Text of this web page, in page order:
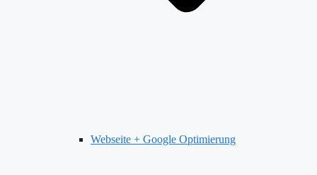
Webseite + Google Optimierung